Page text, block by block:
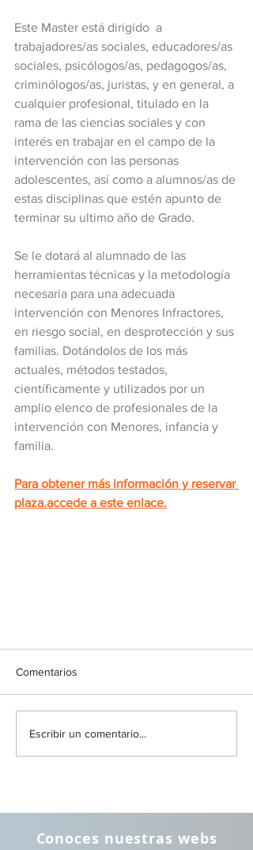
Este Master está dirigido  a
trabajadores/as sociales, educadores/as
sociales, psicólogos/as, pedagogos/as,
criminólogos/as, juristas, y en general, a
cualquier profesional, titulado en la
rama de las ciencias sociales y con
interés en trabajar en el campo de la
intervención con las personas
adolescentes, así como a alumnos/as de
estas disciplinas que estén apunto de
terminar su ultimo año de Grado.
Se le dotará al alumnado de las
herramientas técnicas y la metodología
necesaria para una adecuada
intervención con Menores Infractores,
en riesgo social, en desprotección y sus
familias. Dotándolos de los más
actuales, métodos testados,
científicamente y utilizados por un
amplio elenco de profesionales de la
intervención con Menores, infancia y
familia.
Para obtener más información y reservar
plaza.accede a este enlace.
Comentarios
Escribir un comentario...
Conoces nuestras webs